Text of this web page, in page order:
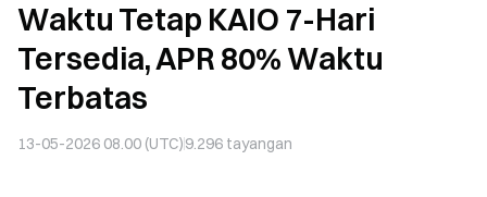
Waktu Tetap KAIO 7-Hari
Tersedia, APR 80% Waktu
Terbatas
13-05-2026 08.00 (UTC)9.296 tayangan